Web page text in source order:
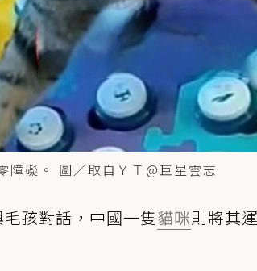
障礙。 圖／取自ＹＴ@巨星雲志
孩對話，中國一隻貓咪則將其